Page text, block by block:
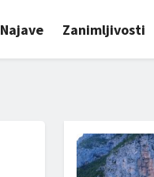
Najave Zanimljivosti